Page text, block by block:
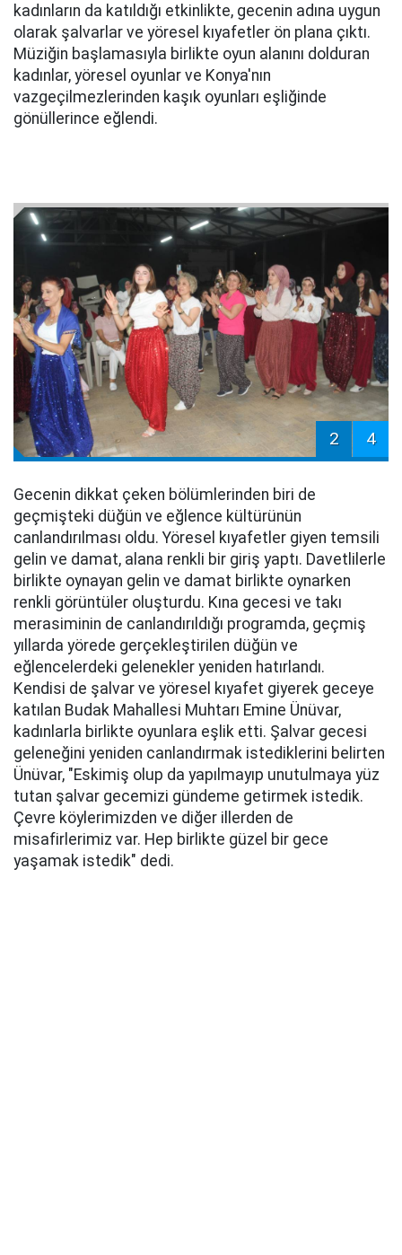
kadınların da katıldığı etkinlikte, gecenin adına uygun
olarak şalvarlar ve yöresel kıyafetler ön plana çıktı.
Müziğin başlamasıyla birlikte oyun alanını dolduran
kadınlar, yöresel oyunlar ve Konya'nın
vazgeçilmezlerinden kaşık oyunları eşliğinde
gönüllerince eğlendi.
2 4
Gecenin dikkat çeken bölümlerinden biri de
geçmişteki düğün ve eğlence kültürünün
canlandırılması oldu. Yöresel kıyafetler giyen temsili
gelin ve damat, alana renkli bir giriş yaptı. Davetlilerle
birlikte oynayan gelin ve damat birlikte oynarken
renkli görüntüler oluşturdu. Kına gecesi ve takı
merasiminin de canlandırıldığı programda, geçmiş
yıllarda yörede gerçekleştirilen düğün ve
eğlencelerdeki gelenekler yeniden hatırlandı.
Kendisi de şalvar ve yöresel kıyafet giyerek geceye
katılan Budak Mahallesi Muhtarı Emine Ünüvar,
kadınlarla birlikte oyunlara eşlik etti. Şalvar gecesi
geleneğini yeniden canlandırmak istediklerini belirten
Ünüvar, "Eskimiş olup da yapılmayıp unutulmaya yüz
tutan şalvar gecemizi gündeme getirmek istedik.
Çevre köylerimizden ve diğer illerden de
misafirlerimiz var. Hep birlikte güzel bir gece
yaşamak istedik" dedi.